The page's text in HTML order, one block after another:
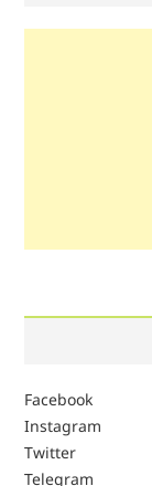
Facebook
Instagram
Twitter
Telegram